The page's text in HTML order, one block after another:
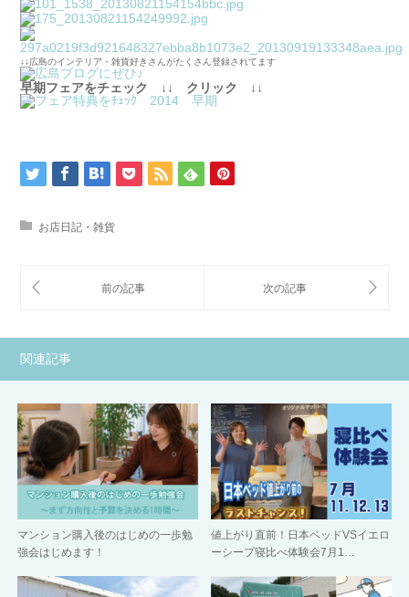
↓↓広島のインテリア・雑貨好きさんがたくさん登録されてます
早期フェアをチェック ↓↓ クリック ↓↓
お店日記・雑貨
関連記事
マンション購入後のはじめの一歩勉
強会はじめます！
値上がり直前！日本ベッドVSイエロ
ーシープ寝比べ体験会7月1…